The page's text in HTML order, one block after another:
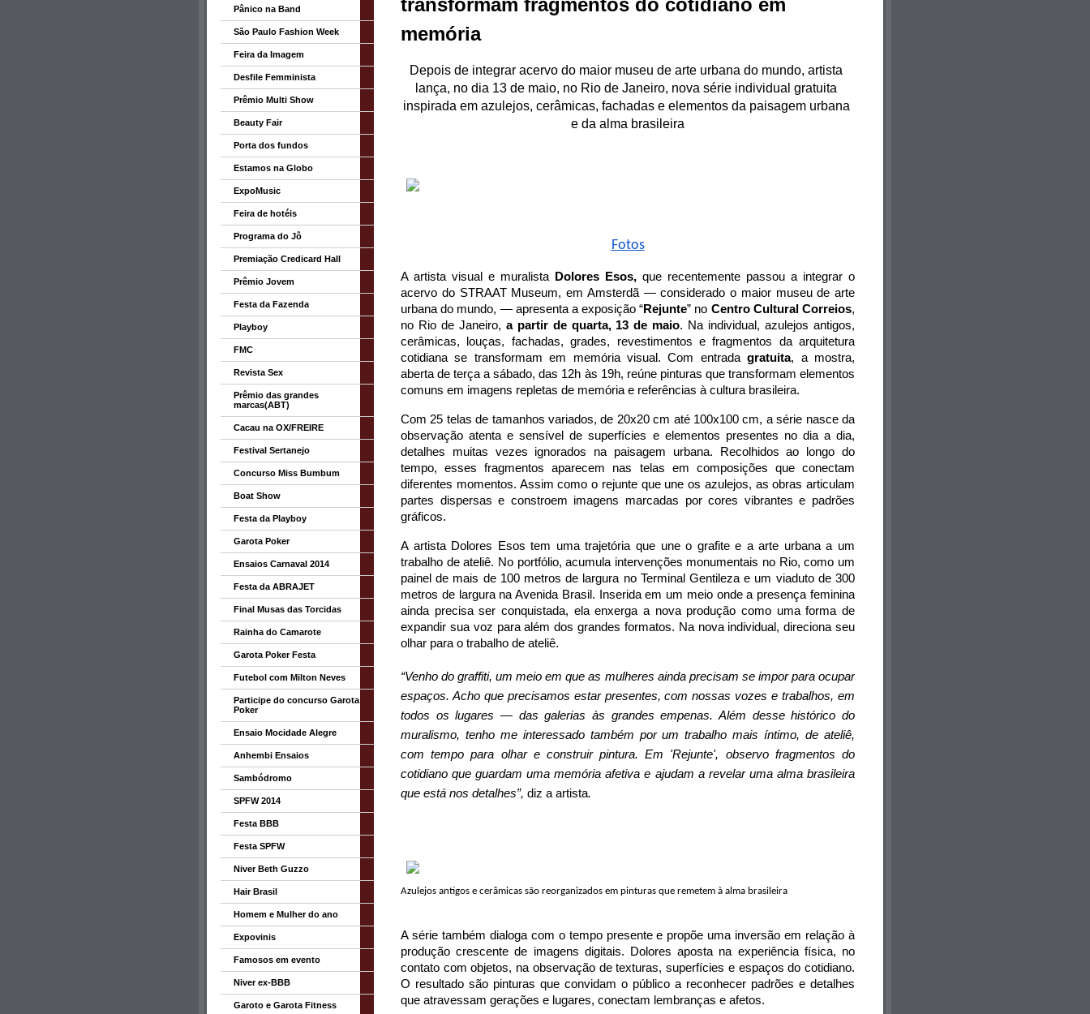
transformam fragmentos do cotidiano em
memória
Depois de integrar acervo do maior museu de arte urbana do mundo, artista
lança, no dia 13 de maio, no Rio de Janeiro, nova série individual gratuita
inspirada em azulejos, cerâmicas, fachadas e elementos da paisagem urbana
e da alma brasileira
Fotos
A artista visual e muralista Dolores Esos, que recentemente passou a integrar o
acervo do STRAAT Museum, em Amsterdã — considerado o maior museu de arte
urbana do mundo, — apresenta a exposição “Rejunte” no Centro Cultural Correios,
no Rio de Janeiro, a partir de quarta, 13 de maio. Na individual, azulejos antigos,
cerâmicas, louças, fachadas, grades, revestimentos e fragmentos da arquitetura
cotidiana se transformam em memória visual. Com entrada gratuita, a mostra,
aberta de terça a sábado, das 12h às 19h, reúne pinturas que transformam elementos
comuns em imagens repletas de memória e referências à cultura brasileira.
Com 25 telas de tamanhos variados, de 20x20 cm até 100x100 cm, a série nasce da
observação atenta e sensível de superfícies e elementos presentes no dia a dia,
detalhes muitas vezes ignorados na paisagem urbana. Recolhidos ao longo do
tempo, esses fragmentos aparecem nas telas em composições que conectam
diferentes momentos. Assim como o rejunte que une os azulejos, as obras articulam
partes dispersas e constroem imagens marcadas por cores vibrantes e padrões
gráficos.
A artista Dolores Esos tem uma trajetória que une o grafite e a arte urbana a um
trabalho de ateliê. No portfólio, acumula intervenções monumentais no Rio, como um
painel de mais de 100 metros de largura no Terminal Gentileza e um viaduto de 300
metros de largura na Avenida Brasil. Inserida em um meio onde a presença feminina
ainda precisa ser conquistada, ela enxerga a nova produção como uma forma de
expandir sua voz para além dos grandes formatos. Na nova individual, direciona seu
olhar para o trabalho de ateliê.
“Venho do graffiti, um meio em que as mulheres ainda precisam se impor para ocupar
espaços. Acho que precisamos estar presentes, com nossas vozes e trabalhos, em
todos os lugares — das galerias às grandes empenas. Além desse histórico do
muralismo, tenho me interessado também por um trabalho mais íntimo, de ateliê,
com tempo para olhar e construir pintura. Em 'Rejunte', observo fragmentos do
cotidiano que guardam uma memória afetiva e ajudam a revelar uma alma brasileira
que está nos detalhes”, diz a artista.
Azulejos antigos e cerâmicas são reorganizados em pinturas que remetem à alma brasileira
A série também dialoga com o tempo presente e propõe uma inversão em relação à
produção crescente de imagens digitais. Dolores aposta na experiência física, no
contato com objetos, na observação de texturas, superfícies e espaços do cotidiano.
O resultado são pinturas que convidam o público a reconhecer padrões e detalhes
que atravessam gerações e lugares, conectam lembranças e afetos.
Pânico na Band
São Paulo Fashion Week
Feira da Imagem
Desfile Femminista
Prêmio Multi Show
Beauty Fair
Porta dos fundos
Estamos na Globo
ExpoMusic
Feira de hotéis
Programa do Jô
Premiação Credicard Hall
Prêmio Jovem
Festa da Fazenda
Playboy
FMC
Revista Sex
Prêmio das grandes
marcas(ABT)
Cacau na OX/FREIRE
Festival Sertanejo
Concurso Miss Bumbum
Boat Show
Festa da Playboy
Garota Poker
Ensaios Carnaval 2014
Festa da ABRAJET
Final Musas das Torcidas
Rainha do Camarote
Garota Poker Festa
Futebol com Milton Neves
Participe do concurso Garota
Poker
Ensaio Mocidade Alegre
Anhembi Ensaios
Sambódromo
SPFW 2014
Festa BBB
Festa SPFW
Niver Beth Guzzo
Hair Brasil
Homem e Mulher do ano
Expovinis
Famosos em evento
Niver ex-BBB
Garoto e Garota Fitness